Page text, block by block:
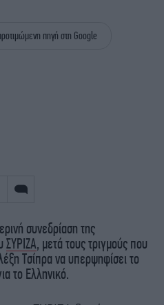
πηγή στη Google
συνεδρίαση της
ΣΥΡΙΖΑ, μετά τους τριγμούς που
Τσίπρα να υπερψηφίσει το
το Ελληνικό.